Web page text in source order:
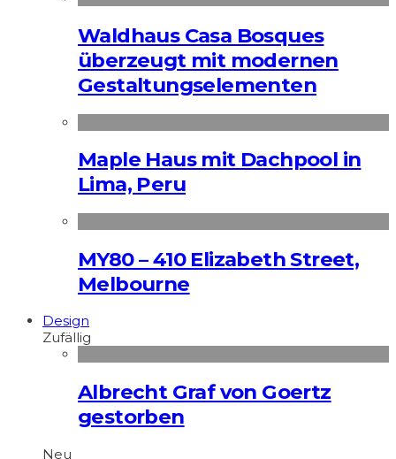
Waldhaus Casa Bosques
überzeugt mit modernen
Gestaltungselementen
Maple Haus mit Dachpool in
Lima, Peru
MY80 – 410 Elizabeth Street,
Melbourne
Design
Zufällig
Albrecht Graf von Goertz
gestorben
Neu